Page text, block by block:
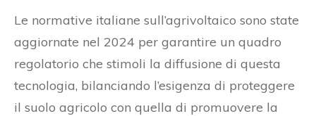
Le normative italiane sull’agrivoltaico sono state
aggiornate nel 2024 per garantire un quadro
regolatorio che stimoli la diffusione di questa
tecnologia, bilanciando l’esigenza di proteggere
il suolo agricolo con quella di promuovere la